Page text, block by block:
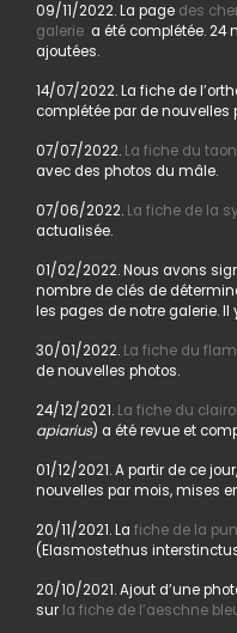
09/11/2022. La page des
galerie a été complétée. 24
ajoutées.
14/07/2022. La fiche de
complétée par de nouvelles
07/07/2022. La fiche du
avec des photos du mâle.
07/06/2022. La fiche de la
actualisée.
01/02/2022. Nous avons
nombre de clés de
les pages de notre galerie.
30/01/2022. La fiche du
de nouvelles photos.
24/12/2021. La fiche du
apiarius) a été revue et
01/12/2021. A partir de ce
nouvelles par mois, mises
20/11/2021. La fiche de la
(Elasmostethus
20/10/2021. Ajout d’une
sur la fiche de l’aeschne